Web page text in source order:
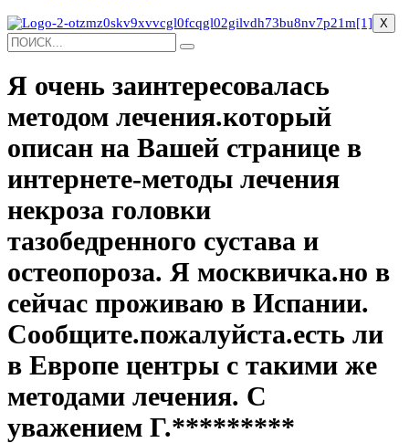
X
Я очень заинтересовалась
методом лечения.который
описан на Вашей странице в
интернете-методы лечения
некроза головки
тазобедренного сустава и
остеопороза. Я москвичка.но в
сейчас проживаю в Испании.
Сообщите.пожалуйста.есть ли
в Европе центры с такими же
методами лечения. С
уважением Г.*********